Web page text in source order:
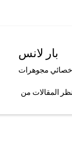
بار لانس
مجوهرات
المقالات من